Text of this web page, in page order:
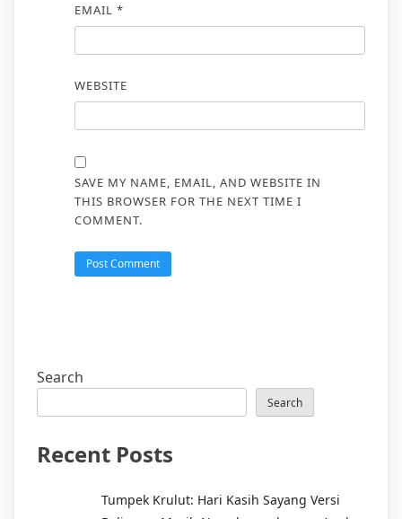
EMAIL *
WEBSITE
SAVE MY NAME, EMAIL, AND WEBSITE IN
THIS BROWSER FOR THE NEXT TIME I
COMMENT.
Search
Search
Recent Posts
Tumpek Krulut: Hari Kasih Sayang Versi